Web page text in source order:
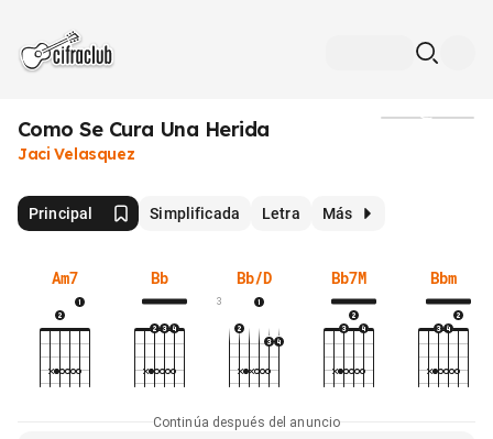
Como Se Cura Una Herida
Jaci Velasquez
Principal Simplificada Letra Más
Am7 Bb Bb/D
3
Bb7M Bbm
Continúa después del anuncio